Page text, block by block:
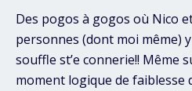
Des pogos à gogos où Nico
personnes (dont moi même)
souffle st’e connerie!! Même
moment logique de faiblesse